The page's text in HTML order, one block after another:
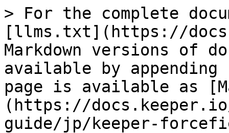
> For the complete
[llms.txt](https://
Markdown versions of
available by
page is available as
(https://
guide/jp/keeper-